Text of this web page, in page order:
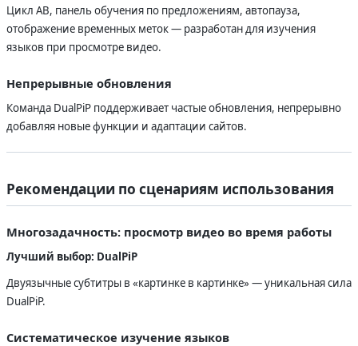
Цикл AB, панель обучения по предложениям, автопауза,
отображение временных меток — разработан для изучения
языков при просмотре видео.
Непрерывные обновления
Команда DualPiP поддерживает частые обновления, непрерывно
добавляя новые функции и адаптации сайтов.
Рекомендации по сценариям использования
Многозадачность: просмотр видео во время работы
Лучший выбор: DualPiP
Двуязычные субтитры в «картинке в картинке» — уникальная сила
DualPiP.
Систематическое изучение языков